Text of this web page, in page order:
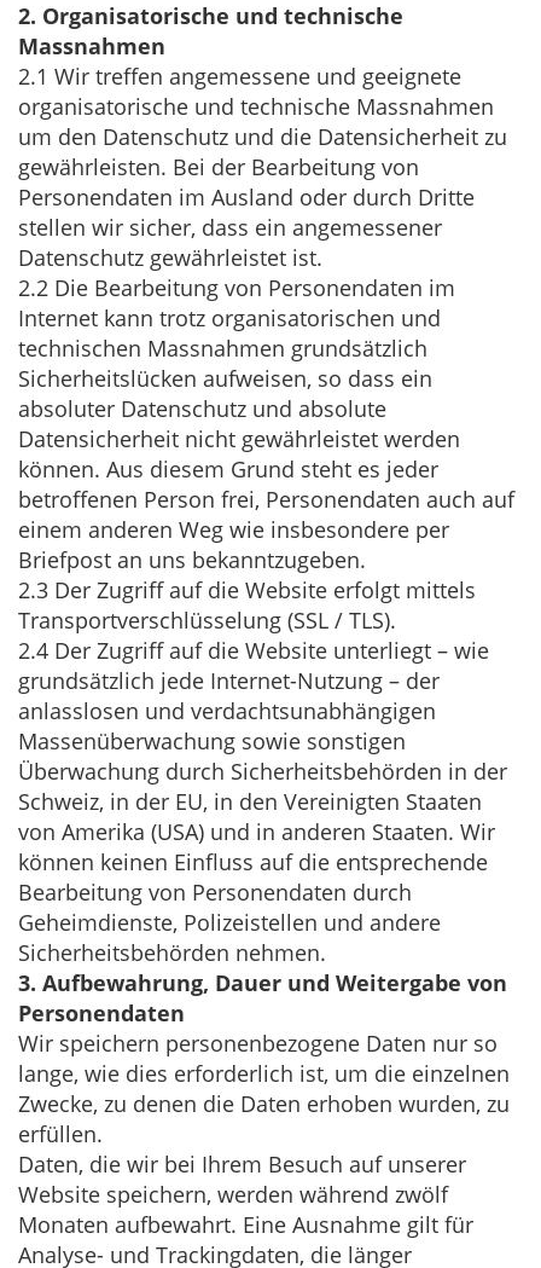
2. Organisatorische und technische
Massnahmen
2.1 Wir treffen angemessene und geeignete
organisatorische und technische Massnahmen
um den Datenschutz und die Datensicherheit zu
gewährleisten. Bei der Bearbeitung von
Personendaten im Ausland oder durch Dritte
stellen wir sicher, dass ein angemessener
Datenschutz gewährleistet ist.
2.2 Die Bearbeitung von Personendaten im
Internet kann trotz organisatorischen und
technischen Massnahmen grundsätzlich
Sicherheitslücken aufweisen, so dass ein
absoluter Datenschutz und absolute
Datensicherheit nicht gewährleistet werden
können. Aus diesem Grund steht es jeder
betroffenen Person frei, Personendaten auch auf
einem anderen Weg wie insbesondere per
Briefpost an uns bekanntzugeben.
2.3 Der Zugriff auf die Website erfolgt mittels
Transportverschlüsselung (SSL / TLS).
2.4 Der Zugriff auf die Website unterliegt – wie
grundsätzlich jede Internet-Nutzung – der
anlasslosen und verdachtsunabhängigen
Massenüberwachung sowie sonstigen
Überwachung durch Sicherheitsbehörden in der
Schweiz, in der EU, in den Vereinigten Staaten
von Amerika (USA) und in anderen Staaten. Wir
können keinen Einfluss auf die entsprechende
Bearbeitung von Personendaten durch
Geheimdienste, Polizeistellen und andere
Sicherheitsbehörden nehmen.
3. Aufbewahrung, Dauer und Weitergabe von
Personendaten
Wir speichern personenbezogene Daten nur so
lange, wie dies erforderlich ist, um die einzelnen
Zwecke, zu denen die Daten erhoben wurden, zu
erfüllen.
Daten, die wir bei Ihrem Besuch auf unserer
Website speichern, werden während zwölf
Monaten aufbewahrt. Eine Ausnahme gilt für
Analyse- und Trackingdaten, die länger